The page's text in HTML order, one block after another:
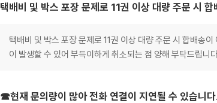
택배비 및 박스 포장 문제로 11권 이상 대량 주문 시
택배비 및 박스 포장 문제로 11권 이상 대량 주문 시 합배송
이 발생할 수 있어 부득이하게 취소되는 점 양해 부탁드립니
☎현재 문의량이 많아 전화 연결이 지연될 수 있습니